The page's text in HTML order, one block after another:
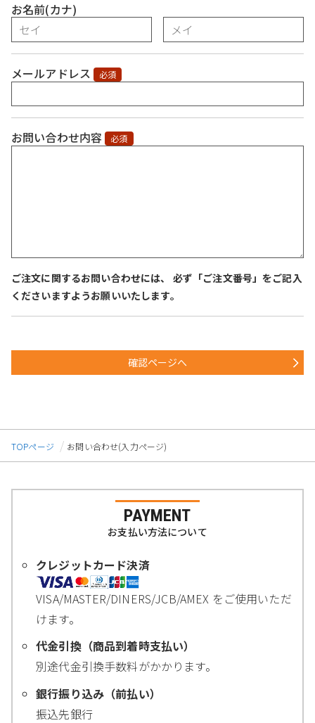
お名前(カナ)
メールアドレス 必須
お問い合わせ内容 必須
ご注文に関するお問い合わせには、 必ず「ご注文番号」をご記入
くださいますようお願いいたします。
確認ページへ
TOPページ お問い合わせ(入力ページ)
PAYMENT
お支払い方法について
クレジットカード決済
VISA/MASTER/DINERS/JCB/AMEX をご使用いただ
けます。
代金引換（商品到着時支払い）
別途代金引換手数料がかかります。
銀行振り込み（前払い）
振込先銀行